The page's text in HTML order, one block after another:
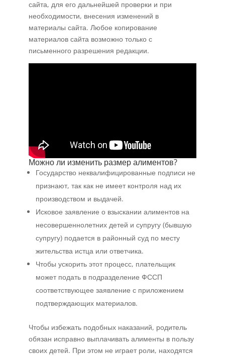
сайта, для его дальнейшей проверки и при
необходимости, внесения изменений в
материалы сайта. Любое копирование
материалов сайта возможно только с
письменного разрешения редакции.
Можно ли изменить размер алиментов?
Государство неквалифицированные подписи не
признают, так как не имеет контроля над их
производством и выдачей.
Исковое заявление о взыскании алиментов на
несовершеннолетних детей и супругу (бывшую
супругу) подается в районный суд по месту
жительства истца или ответчика.
Чтобы ускорить этот процесс, плательщик
может подать в подразделение ФССП
соответствующее заявление с приложением
подтверждающих материалов.
Чтобы избежать подобных наказаний, родитель
обязан исправно выплачивать алименты в пользу
своих детей. При этом не играет роли, находятся